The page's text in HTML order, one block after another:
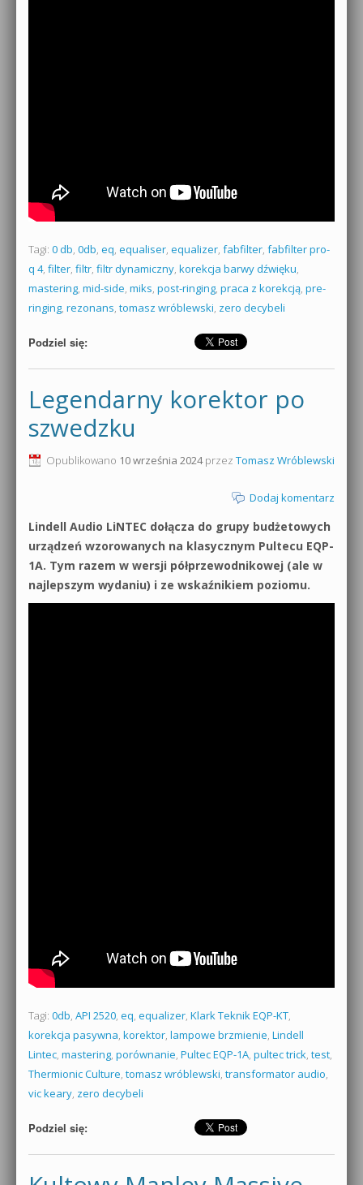
Tagi: 0 db, 0db, eq, equaliser, equalizer, fabfilter, fabfilter pro-
q 4, filter, filtr, filtr dynamiczny, korekcja barwy dźwięku,
mastering, mid-side, miks, post-ringing, praca z korekcją, pre-
ringing, rezonans, tomasz wróblewski, zero decybeli
Podziel się:
Legendarny korektor po
szwedzku
Opublikowano 10 września 2024przez Tomasz Wróblewski
Dodaj komentarz
Lindell Audio LiNTEC dołącza do grupy budżetowych
urządzeń wzorowanych na klasycznym Pultecu EQP-
1A. Tym razem w wersji półprzewodnikowej (ale w
najlepszym wydaniu) i ze wskaźnikiem poziomu.
Tagi: 0db, API 2520, eq, equalizer, Klark Teknik EQP-KT,
korekcja pasywna, korektor, lampowe brzmienie, Lindell
Lintec, mastering, porównanie, Pultec EQP-1A, pultec trick, test,
Thermionic Culture, tomasz wróblewski, transformator audio,
vic keary, zero decybeli
Podziel się: